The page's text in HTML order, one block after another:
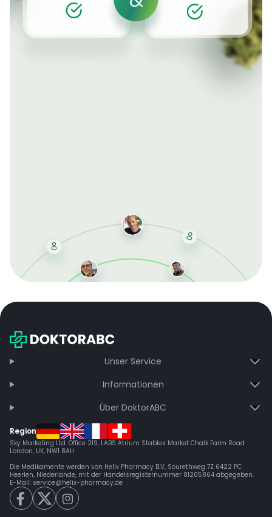
bei jeder Bestellung, erhalten schnelle Lieferung und
Unser Service
Informationen
Über DoktorABC
Region
Sky Marketing Ltd. Office 219, LABS Atrium Stables Market Chalk Farm Road
London, UK, NW1 8AH
Die Medikamente werden von Helix Pharmacy B.V, Sourethweg 7Z 6422 PC
Heerlen, Niederlande, mit der Handelsregisternummer 81205864 abgegeben.
E-Mail: service@helix-pharmacy.de